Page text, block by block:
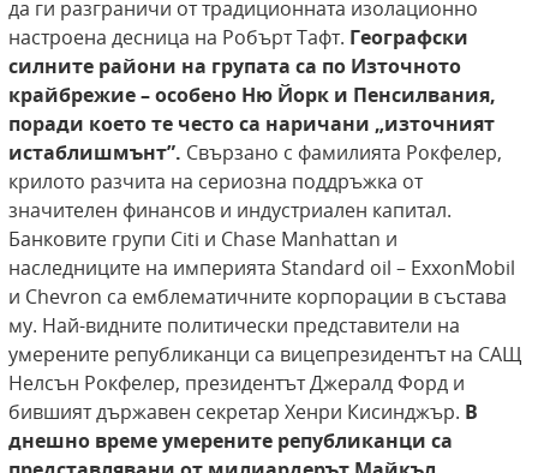
да ги разграничи от традиционната изолационно
настроена десница на Робърт Тафт. Географски
силните райони на групата са по Източното
крайбрежие – особено Ню Йорк и Пенсилвания,
поради което те често са наричани „източният
истаблишмънт”. Свързано с фамилията Рокфелер,
крилото разчита на сериозна поддръжка от
значителен финансов и индустриален капитал.
Банковите групи Citi и Chase Manhattan и
наследниците на империята Standard oil – ExxonMobil
и Chevron са емблематичните корпорации в състава
му. Най-видните политически представители на
умерените републиканци са вицепрезидентът на САЩ
Нелсън Рокфелер, президентът Джералд Форд и
бившият държавен секретар Хенри Кисинджър. В
днешно време умерените републиканци са